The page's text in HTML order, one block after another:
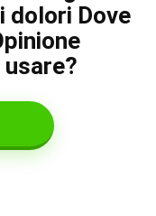
dolori Dove